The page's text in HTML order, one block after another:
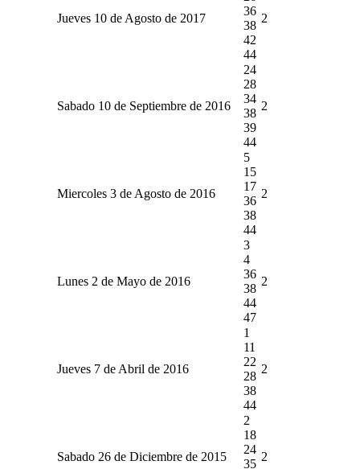
Jueves 10 de Agosto de 2017
36
38
42
44
2
Sabado 10 de Septiembre de 2016
24
28
34
38
39
44
2
Miercoles 3 de Agosto de 2016
5
15
17
36
38
44
2
Lunes 2 de Mayo de 2016
3
4
36
38
44
47
2
Jueves 7 de Abril de 2016
1
11
22
28
38
44
2
Sabado 26 de Diciembre de 2015
2
18
24
35
2